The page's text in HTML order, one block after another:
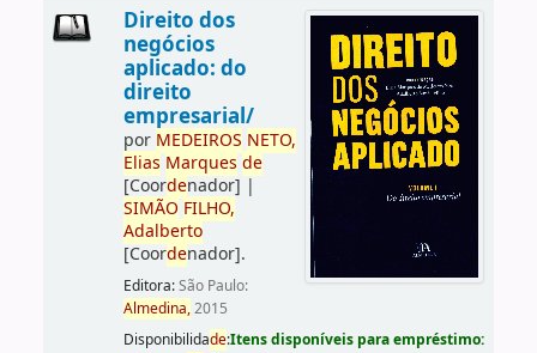
Direito dos
negócios
aplicado: do
direito
empresarial/
por MEDEIROS NETO,
Elias Marques de
[Coordenador] |
SIMÃO FILHO,
Adalberto
[Coordenador].
Editora:São Paulo:
Almedina,2015
Disponibilidade:Itens disponíveis para empréstimo: